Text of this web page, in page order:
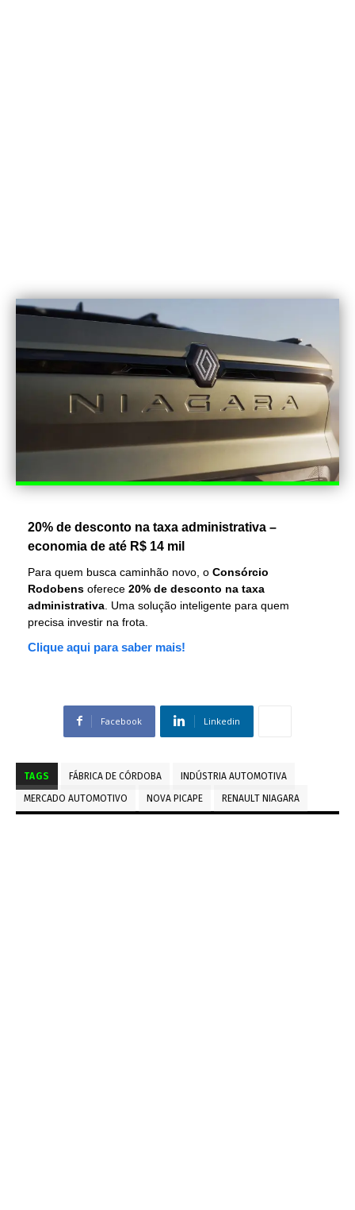
20% de desconto na taxa administrativa –
economia de até R$ 14 mil
Para quem busca caminhão novo, o Consórcio
Rodobens oferece 20% de desconto na taxa
administrativa . Uma solução inteligente para quem
precisa investir na frota.
Clique aqui para saber mais!
Facebook Linkedin
TAGS FÁBRICA DE CÓRDOBA
INDÚSTRIA AUTOMOTIVA
MERCADO AUTOMOTIVO
NOVA PICAPE RENAULT NIAGARA